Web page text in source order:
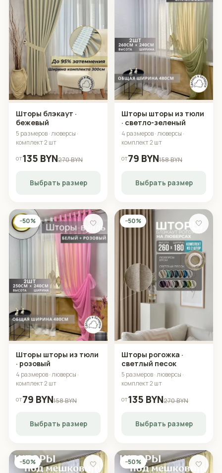
Шторы блэкаут ·
бежевый
5 размеров · люверсы ·
комплект 2 шт
от135 BYN270 BYN
Выбрать размер
Шторы шторы из тюли
· светло-зеленый
4 размеров · люверсы ·
комплект 2 шт
от79 BYN158 BYN
Выбрать размер
−50% 🤍
Шторы шторы из тюли
· розовый
4 размеров · люверсы ·
комплект 2 шт
от79 BYN158 BYN
Выбрать размер
−50% 🤍
Шторы рогожка ·
светлый песок
5 размеров · люверсы ·
комплект 2 шт
от135 BYN270 BYN
Выбрать размер
−50% 🤍 −50% 🤍